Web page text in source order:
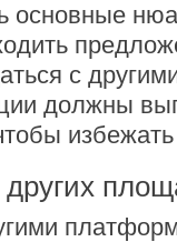
основные
с
должны
избежать